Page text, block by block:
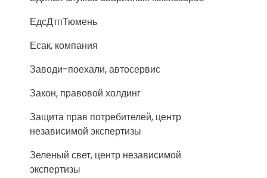
ЕдсДтпТюмень
Есак, компания
Заводи-поехали, автосервис
Закон, правовой холдинг
Защита прав потребителей, центр
независимой экспертизы
Зеленый свет, центр независимой
экспертизы